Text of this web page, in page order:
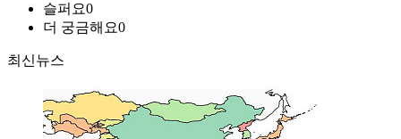
슬퍼요0
더 궁금해요0
최신뉴스